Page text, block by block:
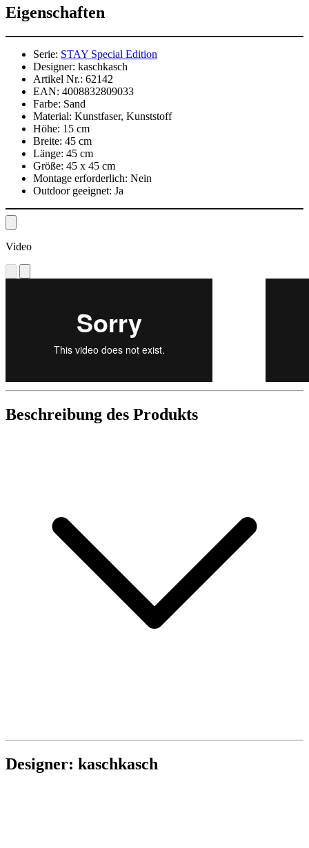
Eigenschaften
Serie: STAY Special Edition
Designer: kaschkasch
Artikel Nr.: 62142
EAN: 4008832809033
Farbe: Sand
Material: Kunstfaser, Kunststoff
Höhe: 15 cm
Breite: 45 cm
Länge: 45 cm
Größe: 45 x 45 cm
Montage erforderlich: Nein
Outdoor geeignet: Ja
Video
Beschreibung des Produkts
Designer: kaschkasch